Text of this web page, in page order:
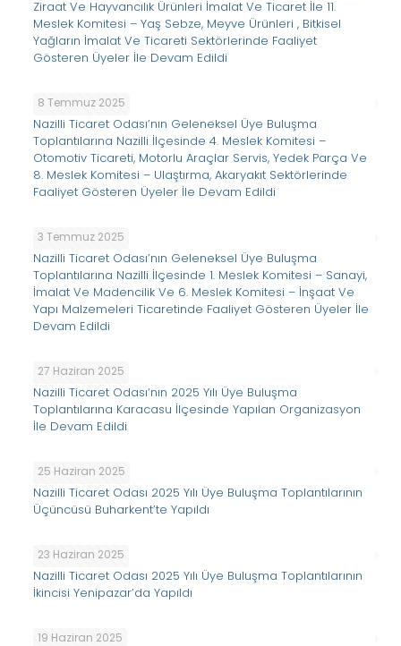
Ziraat Ve Hayvancılık Ürünleri İmalat Ve Ticaret İle 11.
Meslek Komitesi – Yaş Sebze, Meyve Ürünleri , Bitkisel
Yağların İmalat Ve Ticareti Sektörlerinde Faaliyet
Gösteren Üyeler İle Devam Edildi
8 Temmuz 2025
Nazilli Ticaret Odası’nın Geleneksel Üye Buluşma
Toplantılarına Nazilli İlçesinde 4. Meslek Komitesi –
Otomotiv Ticareti, Motorlu Araçlar Servis, Yedek Parça Ve
8. Meslek Komitesi – Ulaştırma, Akaryakıt Sektörlerinde
Faaliyet Gösteren Üyeler İle Devam Edildi
3 Temmuz 2025
Nazilli Ticaret Odası’nın Geleneksel Üye Buluşma
Toplantılarına Nazilli İlçesinde 1. Meslek Komitesi – Sanayi,
İmalat Ve Madencilik Ve 6. Meslek Komitesi – İnşaat Ve
Yapı Malzemeleri Ticaretinde Faaliyet Gösteren Üyeler İle
Devam Edildi
27 Haziran 2025
Nazilli Ticaret Odası’nın 2025 Yılı Üye Buluşma
Toplantılarına Karacasu İlçesinde Yapılan Organizasyon
İle Devam Edildi
25 Haziran 2025
Nazilli Ticaret Odası 2025 Yılı Üye Buluşma Toplantılarının
Üçüncüsü Buharkent’te Yapıldı
23 Haziran 2025
Nazilli Ticaret Odası 2025 Yılı Üye Buluşma Toplantılarının
İkincisi Yenipazar’da Yapıldı
19 Haziran 2025